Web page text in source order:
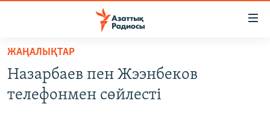
Skip
main
content
ЖАҢАЛЫҚТАР
САЯСАТ
AZATTYQTV
ЖАҢАЛЫҚТАР
Назарбаев пен Жээнбеков
телефонмен сөйлесті